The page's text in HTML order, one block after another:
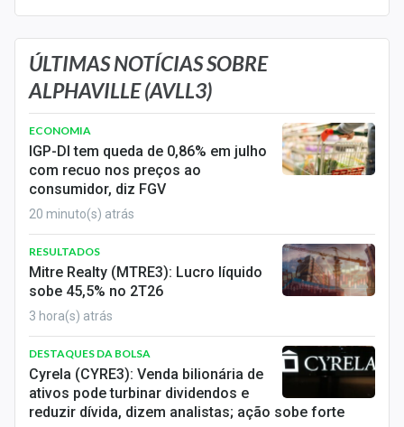
Renda Fixa
Finanças Pessoais
Mercados
Economia
Empresas
Brasil
Política
Colunas
Especiais
Internacional
Marketing
ÚLTIMAS NOTÍCIAS SOBRE
ALPHAVILLE (AVLL3)
ECONOMIA
IGP-DI tem queda de 0,86% em julho
com recuo nos preços ao
consumidor, diz FGV
20 minuto(s) atrás
RESULTADOS
Mitre Realty (MTRE3): Lucro líquido
sobe 45,5% no 2T26
3 hora(s) atrás
DESTAQUES DA BOLSA
Cyrela (CYRE3): Venda bilionária de
ativos pode turbinar dividendos e
reduzir dívida, dizem analistas; ação sobe forte